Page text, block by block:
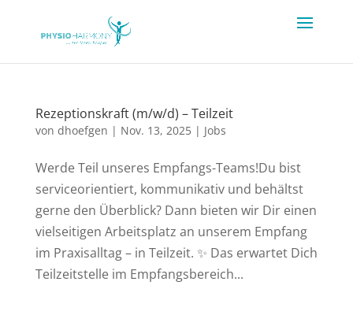
Rezeptionskraft (m/w/d) – Teilzeit
von dhoefgen | Nov. 13, 2025| Jobs
Werde Teil unseres Empfangs-Teams!Du bist
serviceorientiert, kommunikativ und behältst
gerne den Überblick? Dann bieten wir Dir einen
vielseitigen Arbeitsplatz an unserem Empfang
im Praxisalltag – in Teilzeit. ✨ Das erwartet Dich
Teilzeitstelle im Empfangsbereich...